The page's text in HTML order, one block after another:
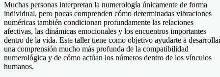
Muchas personas interpretan la numerología únicamente de forma
individual, pero pocas comprenden cómo determinadas vibraciones
numéricas también condicionan profundamente las relaciones
afectivas, las dinámicas emocionales y los encuentros importantes
dentro de la vida. Este taller tiene como objetivo ayudarte a
una comprensión mucho más profunda de la compatibilidad
numerológica y de cómo actúan los números dentro de los vínculos
humanos.